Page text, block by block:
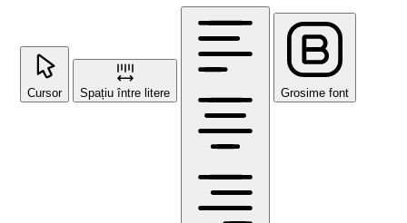
Cursor Spațiu între litere Grosime font